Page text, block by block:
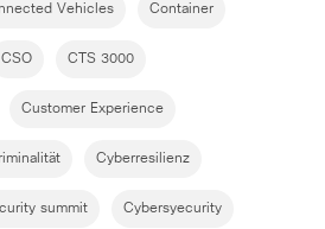
Vehicles Container
CSO CTS 3000
Customer Experience
Cyberresilienz
summit Cybersyecurity